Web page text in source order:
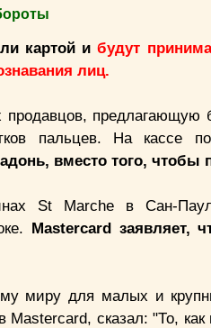
картой ибудут
лиц.
предлагающую
пальцев. На кассе
вместо того, чтобы
St Marche в Сан-
Mastercard заявляет,
миру для малых и
Mastercard, сказал: "То,